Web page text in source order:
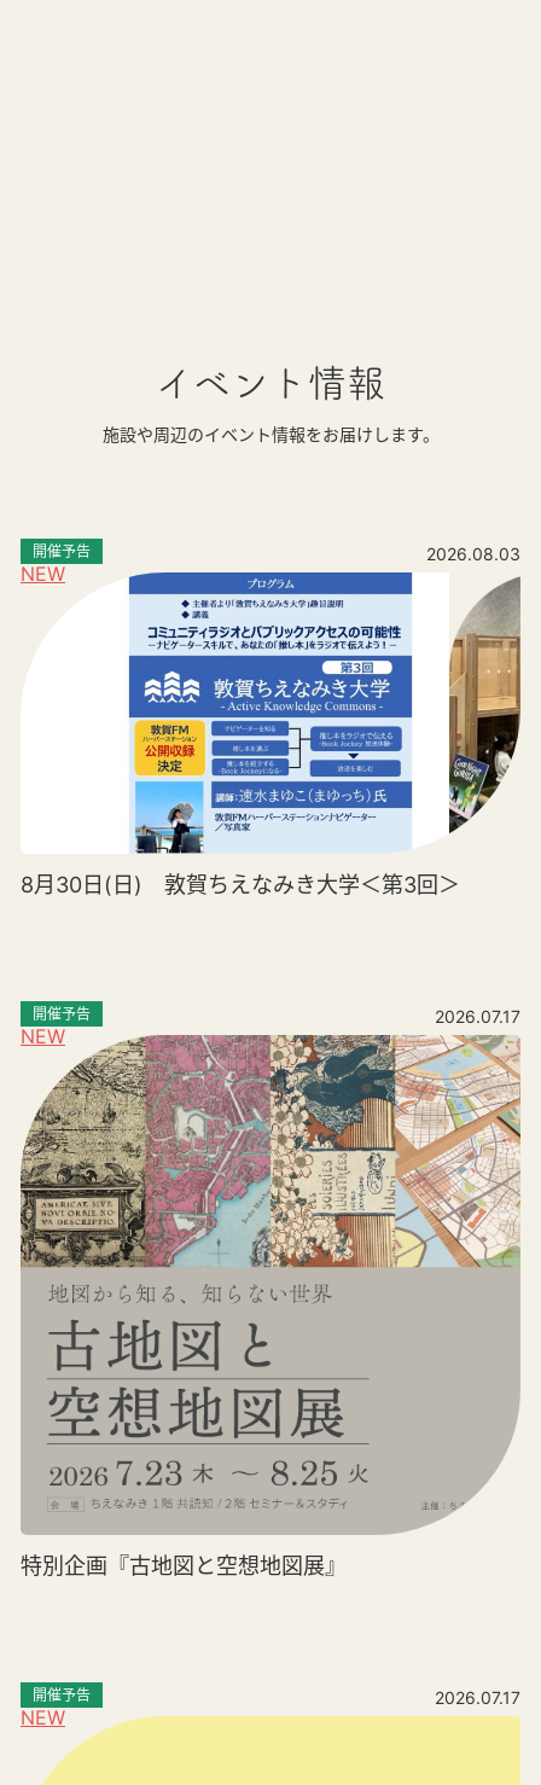
イベント情報
施設や周辺のイベント情報をお届けします。
NEW
開催予告 2026.08.03
8月30日(日) 敦賀ちえなみき大学＜第3回＞
NEW
開催予告 2026.07.17
特別企画『古地図と空想地図展』
NEW
開催予告 2026.07.17